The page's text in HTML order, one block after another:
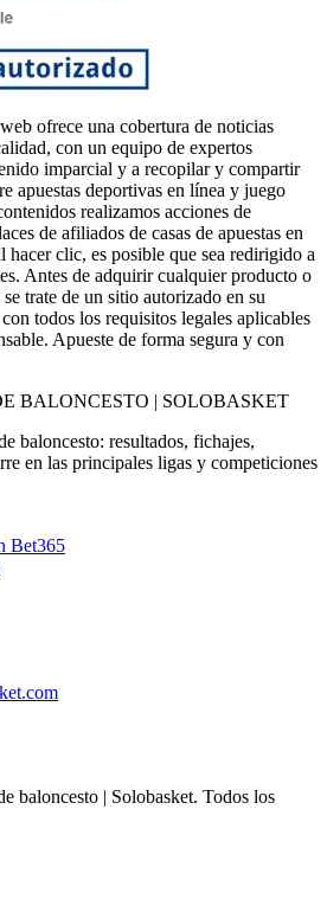
ofrece una cobertura de noticias
con un equipo de expertos
imparcial y a recopilar y compartir
apuestas deportivas en línea y juego
realizamos acciones de
de afiliados de casas de apuestas en
hacer clic, es posible que sea redirigido a
Antes de adquirir cualquier producto o
trate de un sitio autorizado en su
todos los requisitos legales aplicables
Apueste de forma segura y con
BALONCESTO | SOLOBASKET
baloncesto: resultados, fichajes,
en las principales ligas y competiciones
Bet365
baloncesto | Solobasket. Todos los